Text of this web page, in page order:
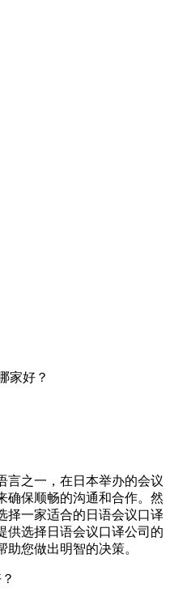
家好？
之一，在日本举办的会议
确保顺畅的沟通和合作。然
择一家适合的日语会议口译
供选择日语会议口译公司的
您做出明智的决策。